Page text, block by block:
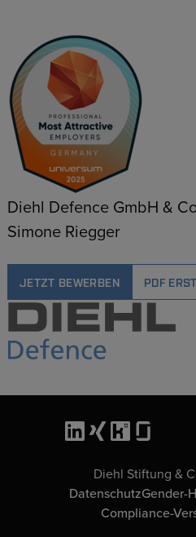
Diehl Defence GmbH &
Simone Riegger
JETZT BEWERBEN PDF
Diehl Stiftung &
DatenschutzGender-
Compliance-